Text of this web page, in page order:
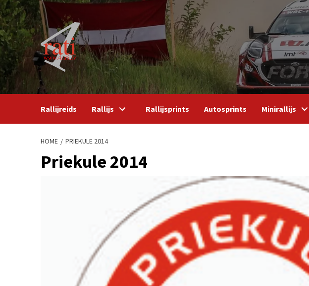
Skip
to
content
Rallijreids Rallijs Rallijsprints Autosprints Minirallijs
HOME PRIEKULE 2014
Priekule 2014